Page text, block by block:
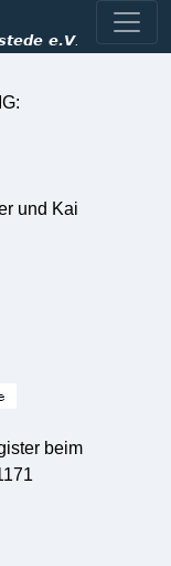
und Kai
beim